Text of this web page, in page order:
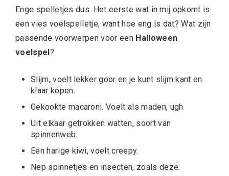
Enge spelletjes dus. Het eerste wat in mij opkomt is
een vies voelspelletje, want hoe eng is dat? Wat zijn
passende voorwerpen voor een Halloween
voelspel?
Slijm, voelt lekker goor en je kunt slijm kant en
klaar kopen.
Gekookte macaroni. Voelt als maden, ugh
Uit elkaar getrokken watten, soort van
spinnenweb.
Een harige kiwi, voelt creepy.
Nep spinnetjes en insecten, zoals deze.